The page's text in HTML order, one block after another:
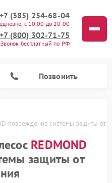
+7 (385) 254-68-04
с 10:00 до 20:00
+7 (800) 302-71-75
Звонок бесплатный по РФ
Позвонить
повреждение системы защиты от
REDMOND
защиты от